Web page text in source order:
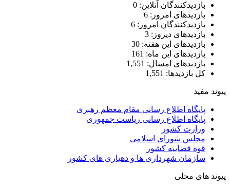
بازدیدکنندگان آنلاین:0
بازدیدهای امروز:6
بازدیدکنندگان امروز:6
بازدیدهای دیروز:3
بازدیدهای این هفته:30
بازدیدهای این ماه:161
بازدیدهای امسال: 1,551
کل بازدیدها:1,551
مفید
پایگاه اطلاع رسانی مقام معظم رهبری
پایگاه اطلاع رسانی ریاست جمهوری
وزارت کشور
مجلس شورای اسلامی
قوه قضاییه کشور
سازمان شهرداری ها و دهیاری های کشور
های محلی